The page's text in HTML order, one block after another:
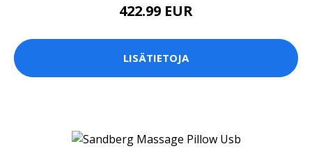
422.99 EUR
LISÄTIETOJA